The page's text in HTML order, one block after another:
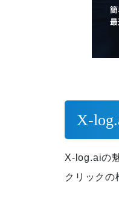
X-
X-log.aiの
クリックの